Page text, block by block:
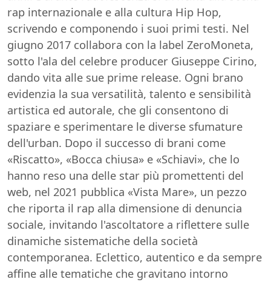
rap internazionale e alla cultura Hip Hop,
scrivendo e componendo i suoi primi testi. Nel
giugno 2017 collabora con la label ZeroMoneta,
sotto l'ala del celebre producer Giuseppe Cirino,
dando vita alle sue prime release. Ogni brano
evidenzia la sua versatilità, talento e sensibilità
artistica ed autorale, che gli consentono di
spaziare e sperimentare le diverse sfumature
dell'urban. Dopo il successo di brani come
«Riscatto», «Bocca chiusa» e «Schiavi», che lo
hanno reso una delle star più promettenti del
web, nel 2021 pubblica «Vista Mare», un pezzo
che riporta il rap alla dimensione di denuncia
sociale, invitando l'ascoltatore a riflettere sulle
dinamiche sistematiche della società
contemporanea. Eclettico, autentico e da sempre
affine alle tematiche che gravitano intorno